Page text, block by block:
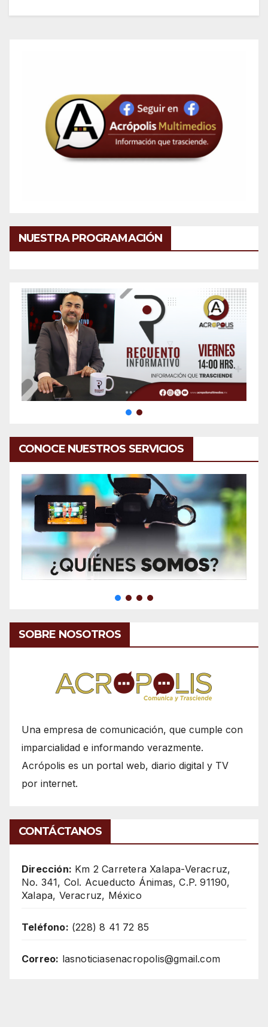
NUESTRA PROGRAMACIÓN
CONOCE NUESTROS SERVICIOS
SOBRE NOSOTROS
Una empresa de comunicación, que cumple con
imparcialidad e informando verazmente.
Acrópolis es un portal web, diario digital y TV
por internet.
CONTÁCTANOS
Dirección: Km 2 Carretera Xalapa-Veracruz,
No. 341, Col. Acueducto Ánimas, C.P. 91190,
Xalapa, Veracruz, México
Teléfono: (228) 8 41 72 85
Correo: lasnoticiasenacropolis@gmail.com